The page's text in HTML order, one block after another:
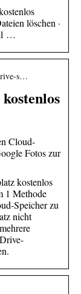
löschen ·
…
s…
Cloud-
Fotos zur
kostenlos
1 Methode
Speicher zu
nicht